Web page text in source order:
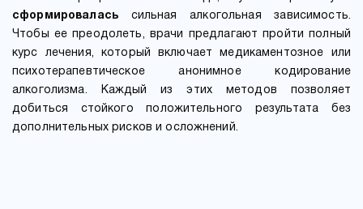
сформироваласьсильная алкогольная зависимость.
Чтобы ее преодолеть, врачи предлагают пройти полный
курс лечения, который включает медикаментозное или
психотерапевтическое анонимное кодирование
алкоголизма. Каждый из этих методов позволяет
добиться стойкого положительного результата без
дополнительных рисков и осложнений.